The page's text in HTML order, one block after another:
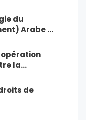
du
Arabe …
opération
la…
de